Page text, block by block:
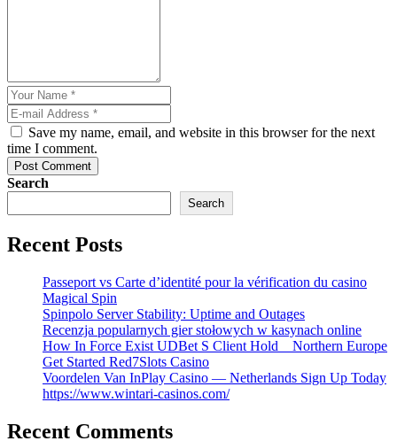
Save my name, email, and website in this browser for the next
time I comment.
Post Comment
Search
Search
Recent Posts
Passeport vs Carte d’identité pour la vérification du casino
Magical Spin
Spinpolo Server Stability: Uptime and Outages
Recenzja popularnych gier stołowych w kasynach online
How In Force Exist UDBet S Client Hold _ Northern Europe
Get Started Red7Slots Casino
Voordelen Van InPlay Casino — Netherlands Sign Up Today
https://www.wintari-casinos.com/
Recent Comments